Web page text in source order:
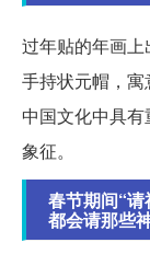
过年贴的年画
手持状元帽，
中国文化中具
象征。
春节期间“
都会请那些